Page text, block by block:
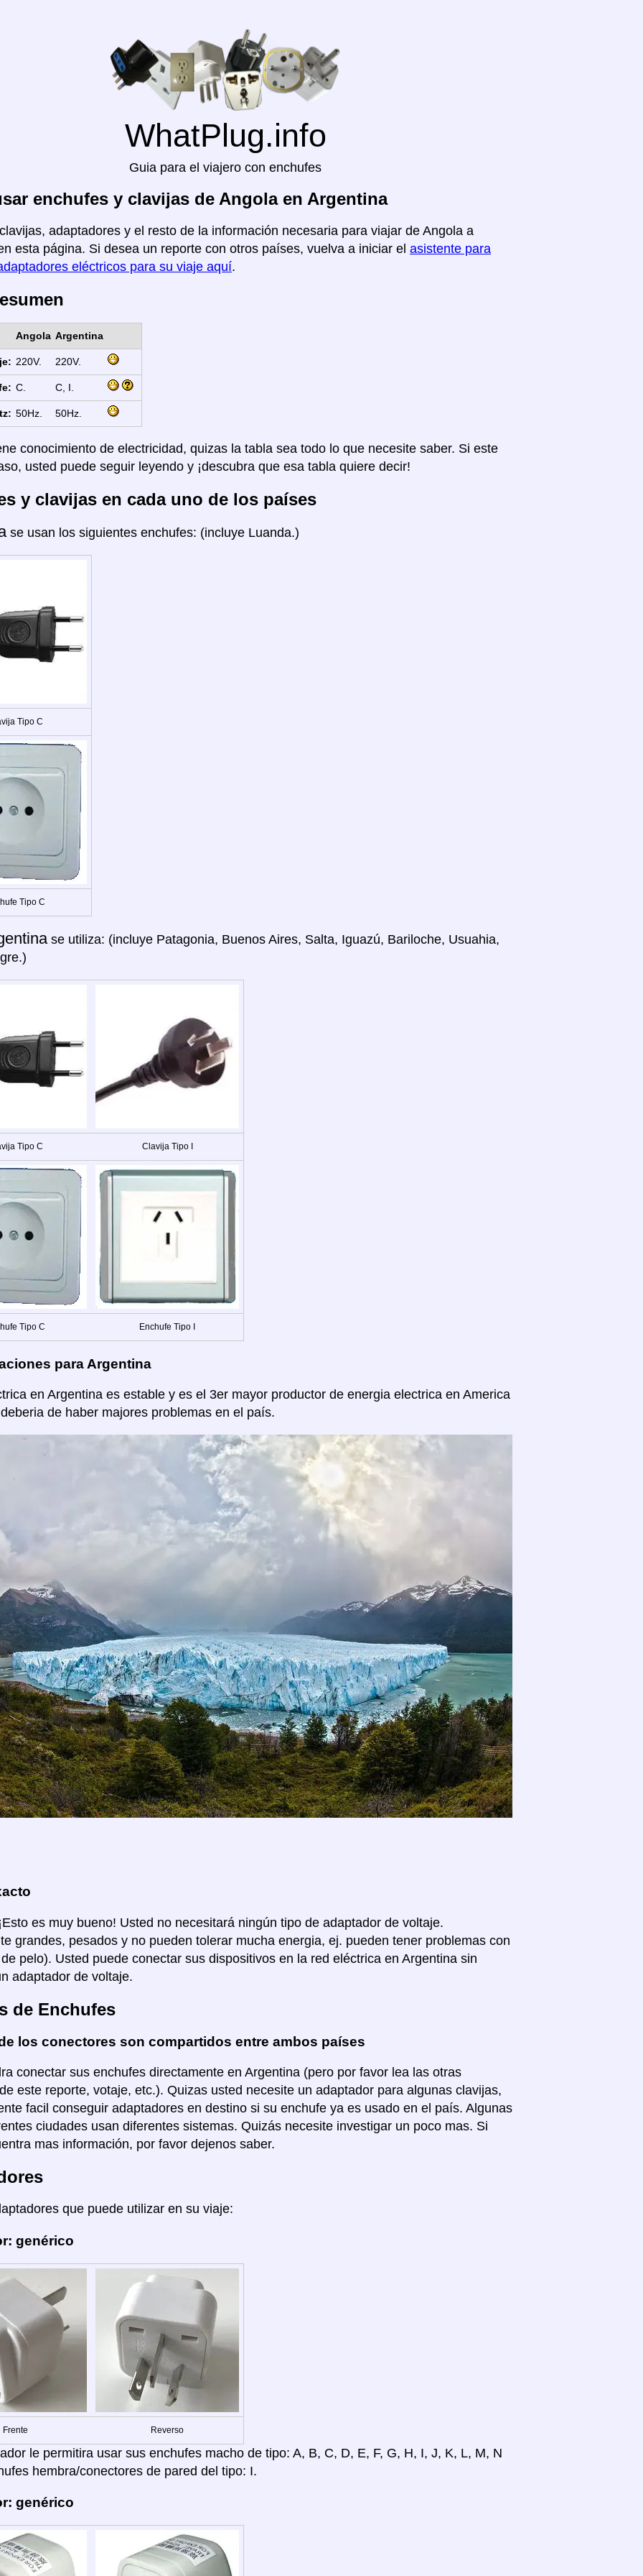
WhatPlug.info
Guia para el viajero con enchufes
enchufes y clavijas de Angola en Argentina
adaptadores y el resto de la información necesaria para viajar de Angola a
esta página. Si desea un reporte con otros países, vuelva a iniciar el asistente para
eléctricos para su viaje aquí.
Angola Argentina
220V. 220V.
C. C, I.
50Hz. 50Hz.
conocimiento de electricidad, quizas la tabla sea todo lo que necesite saber. Si este
usted puede seguir leyendo y ¡descubra que esa tabla quiere decir!
y clavijas en cada uno de los países
se usan los siguientes enchufes: (incluye Luanda.)
Tipo C
Tipo C
se utiliza: (incluye Patagonia, Buenos Aires, Salta, Iguazú, Bariloche, Usuahia,
Tipo C Clavija Tipo I
Tipo C Enchufe Tipo I
para Argentina
en Argentina es estable y es el 3er mayor productor de energia electrica en America
de haber majores problemas en el país.
es muy bueno! Usted no necesitará ningún tipo de adaptador de voltaje.
grandes, pesados y no pueden tolerar mucha energia, ej. pueden tener problemas con
pelo). Usted puede conectar sus dispositivos en la red eléctrica en Argentina sin
adaptador de voltaje.
de Enchufes
los conectores son compartidos entre ambos países
conectar sus enchufes directamente en Argentina (pero por favor lea las otras
este reporte, votaje, etc.). Quizas usted necesite un adaptador para algunas clavijas,
facil conseguir adaptadores en destino si su enchufe ya es usado en el país. Algunas
ciudades usan diferentes sistemas. Quizás necesite investigar un poco mas. Si
mas información, por favor dejenos saber.
que puede utilizar en su viaje:
genérico
Frente Reverso
le permitira usar sus enchufes macho de tipo: A, B, C, D, E, F, G, H, I, J, K, L, M, N
hembra/conectores de pared del tipo: I.
genérico